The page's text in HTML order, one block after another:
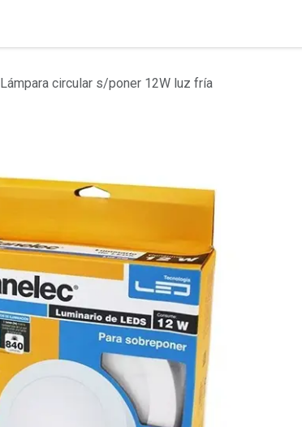
Lámpara circular s/poner 12W luz fría